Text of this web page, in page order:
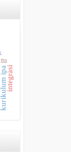
kurikulum ipaintegrasi